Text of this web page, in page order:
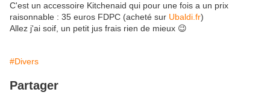
C'est un accessoire Kitchenaid qui pour une fois a un prix
raisonnable : 35 euros FDPC (acheté sur Ubaldi.fr)
Allez j'ai soif, un petit jus frais rien de mieux 😉
#Divers
Partager